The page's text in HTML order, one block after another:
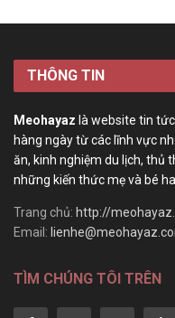
THÔNG TIN
Meohayaz là website tin
hàng ngày từ các lĩnh vực
ăn, kinh nghiệm du lịch, thủ
những kiến thức mẹ và bé
Trang chủ: http://
Email:
TÌM CHÚNG TÔI TRÊN